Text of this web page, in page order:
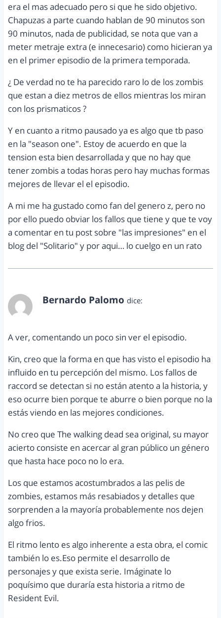
era el mas adecuado pero si que he sido objetivo.
Chapuzas a parte cuando hablan de 90 minutos son
90 minutos, nada de publicidad, se nota que van a
meter metraje extra (e innecesario) como hicieran ya
en el primer episodio de la primera temporada.
¿ De verdad no te ha parecido raro lo de los zombis
que estan a diez metros de ellos mientras los miran
con los prismaticos ?
Y en cuanto a ritmo pausado ya es algo que tb paso
en la "season one". Estoy de acuerdo en que la
tension esta bien desarrollada y que no hay que
tener zombis a todas horas pero hay muchas formas
mejores de llevar el el episodio.
A mi me ha gustado como fan del genero z, pero no
por ello puedo obviar los fallos que tiene y que te voy
a comentar en tu post sobre "las impresiones" en el
blog del "Solitario" y por aqui… lo cuelgo en un rato
Bernardo Palomo dice:
A ver, comentando un poco sin ver el episodio.
Kin, creo que la forma en que has visto el episodio ha
influido en tu percepción del mismo. Los fallos de
raccord se detectan si no están atento a la historia, y
eso ocurre bien porque te aburre o bien porque no la
estás viendo en las mejores condiciones.
No creo que The walking dead sea original, su mayor
acierto consiste en acercar al gran público un género
que hasta hace poco no lo era.
Los que estamos acostumbrados a las pelis de
zombies, estamos más resabiados y detalles que
sorprenden a la mayoría probablemente nos dejen
algo frios.
El ritmo lento es algo inherente a esta obra, el comic
también lo es.Eso permite el desarrollo de
personajes y que exista serie. Imáginate lo
poquísimo que duraría esta historia a ritmo de
Resident Evil.